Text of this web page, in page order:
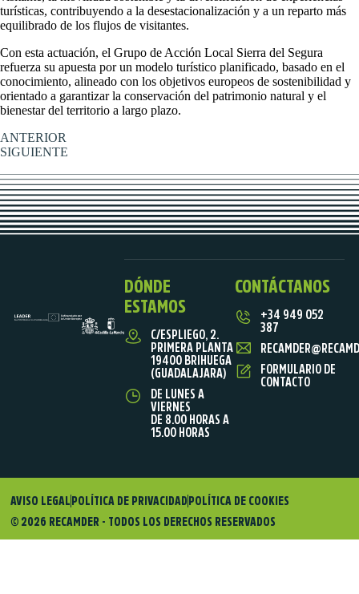
turísticas, contribuyendo a la desestacionalización y a un reparto más
equilibrado de los flujos de visitantes.
Con esta actuación, el Grupo de Acción Local Sierra del Segura
refuerza su apuesta por un modelo turístico planificado, basado en el
conocimiento, alineado con los objetivos europeos de sostenibilidad y
orientado a garantizar la conservación del patrimonio natural y el
bienestar del territorio a largo plazo.
ANTERIOR
SIGUIENTE
DÓNDE
ESTAMOS
C/ESPLIEGO, 2.
PRIMERA PLANTA
19400 BRIHUEGA
(GUADALAJARA)
DE LUNES A
VIERNES
DE 8.00 HORAS A
15.00 HORAS
CONTÁCTANOS
+34 949 052
387
FORMULARIO DE
CONTACTO
© 2026 RECAMDER - TODOS LOS DERECHOS RESERVADOS
AVISO LEGAL POLÍTICA DE PRIVACIDAD POLÍTICA DE COOKIES